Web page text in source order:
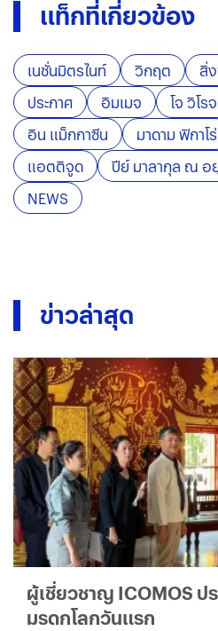
แท็กที่เกี่ยวข้อง
เนชั่นมิตรไนท์ วิกฤต สิ่
ประกาศ
อิมเมจ
โจ วิโร
อิน แม็กกาซีน
มาดาม ฟิกาโร่
แอตติจูด
ปีย์ มาลากุล ณ อ
NEWS
ข่าวล่าสุด
ผู้เชี่ยวชาญ ICOMOS ป
มรดกโลกวันแรก